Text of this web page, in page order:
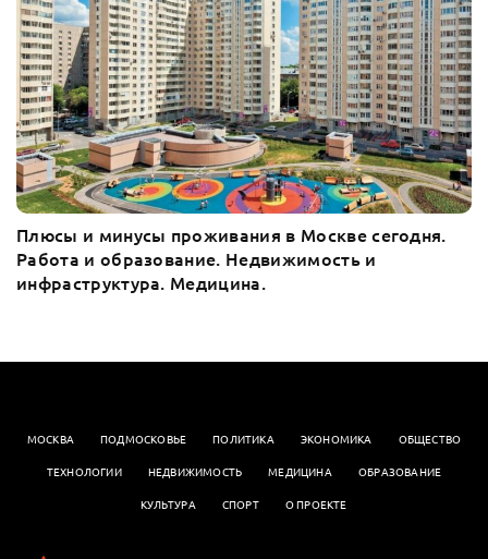
Плюсы и минусы проживания в Москве сегодня.
Работа и образование. Недвижимость и
инфраструктура. Медицина.
МОСКВА ПОДМОСКОВЬЕ ПОЛИТИКА ЭКОНОМИКА
OБЩЕСТВО
ТЕХНОЛОГИИ
НЕДВИЖИМОСТЬ МЕДИЦИНА
ОБРАЗОВАНИЕ
КУЛЬТУРА
СПОРТ О ПРОЕКТЕ